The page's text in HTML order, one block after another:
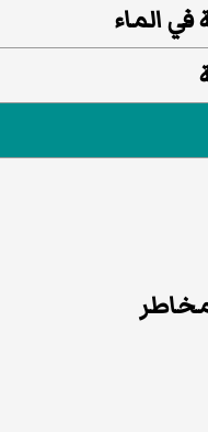
فيالماء